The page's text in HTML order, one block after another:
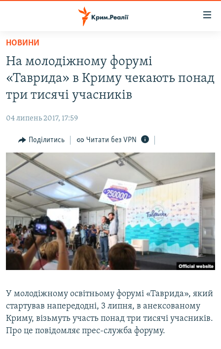
Перейти
основного
матеріалу
Перейти
до
основної
Перейти
до
пошуку
ВОДА.КРИМ
ВІДЕО ТА ФОТО
БЛОГИ
ПОГЛЯД
ІНТЕРВ'Ю
ВСЕ ЗА ДЕНЬ
СПЕЦПРОЕКТИ
ДЕПОРТАЦІЯ
ВІДЕОУРОКИ «ELIFBE»
СВІДЧЕННЯ ОКУПАЦІЇ
УКРАЇНСЬКА ПРОБЛЕМА КРИМУ
ЯК ОБІЙТИ БЛОКУВАННЯ
Русский
Qırımtatar
Усі сайти RFE/RL
НОВИНИ
На молодіжному форумі
«Таврида» в Криму чекають понад
три тисячі учасників
04 липень 2017, 17:59
Поділитись Читати без VPN
У молодіжному освітньому форумі «Таврида», який
стартував напередодні, 3 липня, в анексованому
Криму, візьмуть участь понад три тисячі учасників.
Про це повідомляє прес-служба форуму.